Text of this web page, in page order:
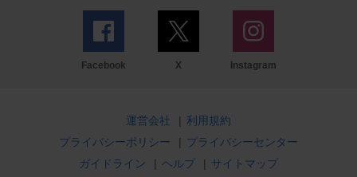
Facebook X Instagram
運営会社 | 利用規約
プライバシーポリシー
| プライバシーセンター
ガイドライン
| ヘルプ | サイトマップ